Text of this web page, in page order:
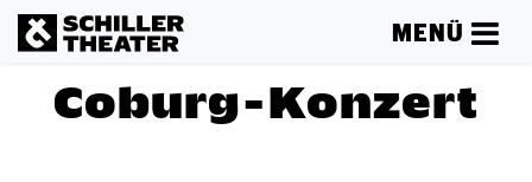
MENÜ
Coburg-Konzert